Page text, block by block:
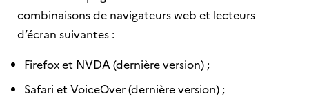
combinaisons de navigateurs web et lecteurs
d’écran suivantes :
Firefox et NVDA (dernière version) ;
Safari et VoiceOver (dernière version) ;